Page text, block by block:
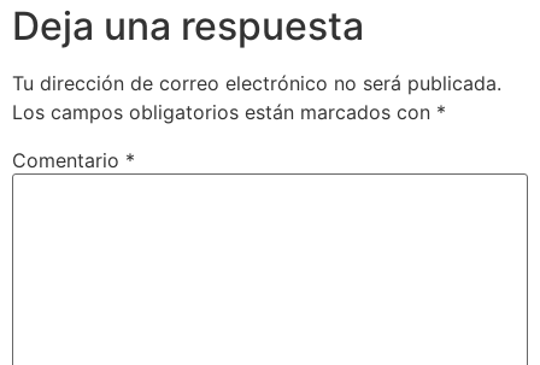
Deja una respuesta
Tu dirección de correo electrónico no será publicada.
Los campos obligatorios están marcados con *
Comentario *